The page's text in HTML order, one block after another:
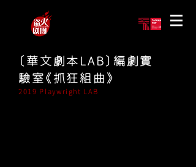
〔華文劇本LAB〕編劇實
驗室《抓狂組曲》
2019 Playwright LAB